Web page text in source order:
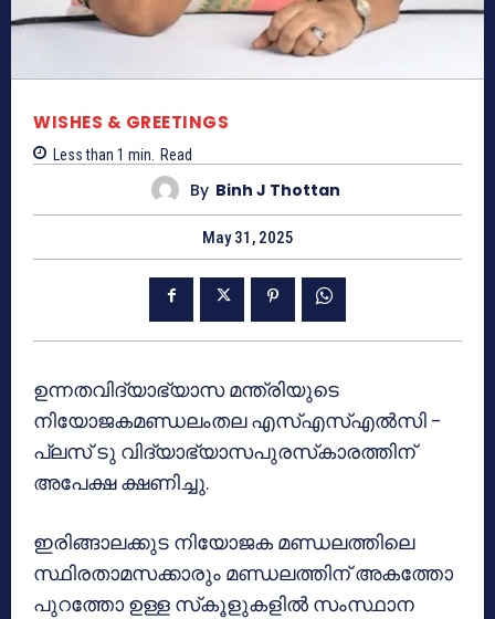
WISHES & GREETINGS
Less than 1 min. Read
By Binh J Thottan
May 31, 2025
ഉന്നതവിദ്യാഭ്യാസ മന്ത്രിയുടെ
നിയോജകമണ്ഡലംതല എസ്എസ്എൽസി –
പ്ലസ് ടു വിദ്യാഭ്യാസപുരസ്‌കാരത്തിന്
അപേക്ഷ ക്ഷണിച്ചു.
ഇരിങ്ങാലക്കുട നിയോജക മണ്ഡലത്തിലെ
സ്ഥിരതാമസക്കാരും മണ്ഡലത്തിന് അകത്തോ
പുറത്തോ ഉള്ള സ്‌കൂളുകളിൽ സംസ്ഥാന